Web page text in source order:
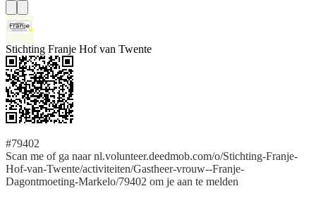
Stichting Franje Hof van Twente
#79402
Scan me of ga naar nl.volunteer.deedmob.com/o/Stichting-Franje-
Hof-van-Twente/activiteiten/Gastheer-vrouw--Franje-
Dagontmoeting-Markelo/79402 om je aan te melden